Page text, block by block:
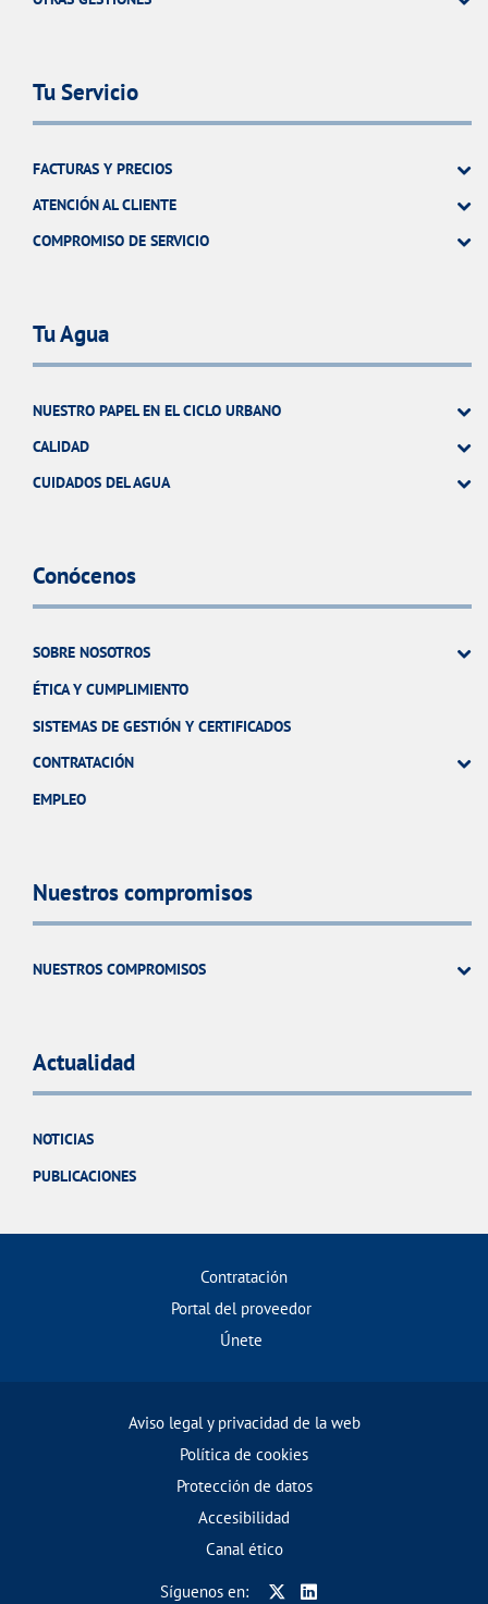
Tu Servicio
FACTURAS Y PRECIOS
ATENCIÓN AL CLIENTE
COMPROMISO DE SERVICIO
Tu Agua
NUESTRO PAPEL EN EL CICLO URBANO
CALIDAD
CUIDADOS DEL AGUA
Conócenos
SOBRE NOSOTROS
ÉTICA Y CUMPLIMIENTO
SISTEMAS DE GESTIÓN Y CERTIFICADOS
CONTRATACIÓN
EMPLEO
Nuestros compromisos
NUESTROS COMPROMISOS
Actualidad
NOTICIAS
PUBLICACIONES
Contratación
Portal del proveedor
Únete
Aviso legal y privacidad de la web
Política de cookies
Protección de datos
Accesibilidad
Canal ético
Síguenos en: